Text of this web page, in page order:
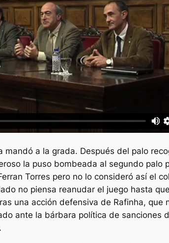
a la grada. Después del palo
la puso bombeada al segundo palo
Torres pero no lo consideró así el
no piensa reanudar el juego hasta
una acción defensiva de Rafinha, que
ante la bárbara política de sanciones